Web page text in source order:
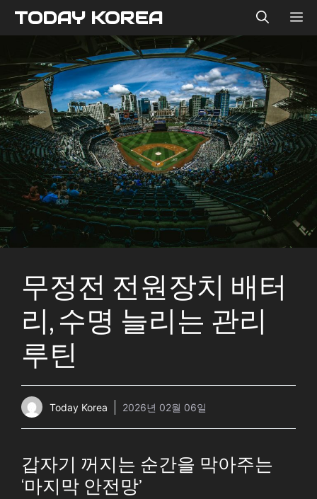
로
건
너
뛰
기
TODAY KOREA 메
무정전 전원장치 배터
리, 수명 늘리는 관리
루틴
Today Korea 2026년 02월 06일
갑자기 꺼지는 순간을 막아주는
‘마지막 안전망’